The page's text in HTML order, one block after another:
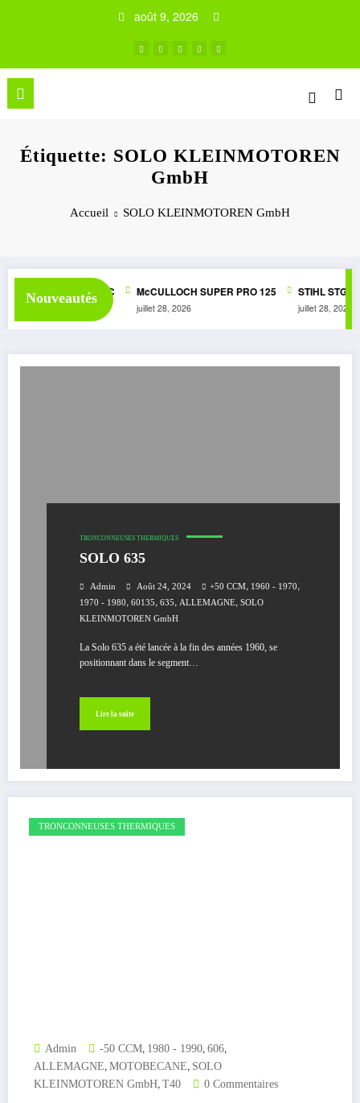
août 9, 2026
Étiquette: SOLO KLEINMOTOREN
GmbH
Accueil SOLO KLEINMOTOREN GmbH
Nouveautés
1050 AUTOMATIC McCULLOCH SUPER PRO 125
juillet 28, 2026
STIHL STG1
juillet 28, 2026
TRONCONNEUSES THERMIQUES
SOLO 635
Admin Août 24, 2024 +50 CCM, 1960 - 1970,
1970 - 1980, 60135, 635, ALLEMAGNE, SOLO
KLEINMOTOREN GmbH
La Solo 635 a été lancée à la fin des années 1960, se
positionnant dans le segment…
Lire la suite
TRONCONNEUSES THERMIQUES
Admin -50 CCM, 1980 - 1990, 606,
ALLEMAGNE, MOTOBECANE, SOLO
KLEINMOTOREN GmbH, T40 0 Commentaires